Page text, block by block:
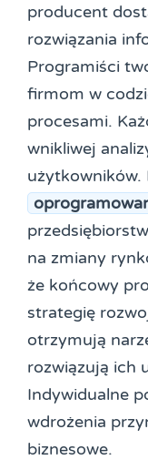
producent
rozwiązania
Programiści
firmom w
procesami.
wnikliwej
użytkowników.
na zmiany
że końcowy
strategię
otrzymują
rozwiązują ich
Indywidualne
wdrożenia
biznesowe.